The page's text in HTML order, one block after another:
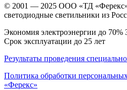
© 2001 — 2025 ООО «ТД «Ферекс»
светодиодные светильники из
Экономия электроэнергии до 70%
Срок эксплуатации до 25 лет
Результаты проведения
Политика обработки
«Ферекс»